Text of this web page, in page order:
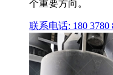
个重要方向。
联系电话: 180 3780